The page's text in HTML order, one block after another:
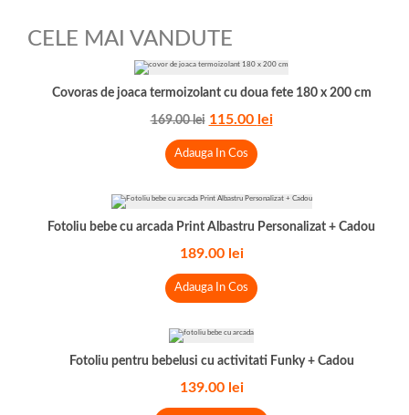
CELE MAI VANDUTE
Covoras de joaca termoizolant cu doua fete 180 x 200 cm
169.00lei 115.00 lei
Adauga In Cos
Fotoliu bebe cu arcada Print Albastru Personalizat + Cadou
189.00 lei
Adauga In Cos
Fotoliu pentru bebelusi cu activitati Funky + Cadou
139.00 lei